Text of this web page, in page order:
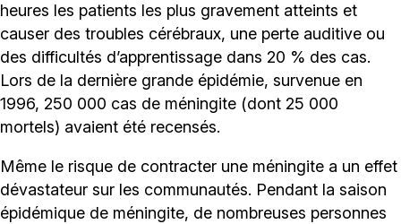
heures les patients les plus gravement atteints et
causer des troubles cérébraux, une perte auditive ou
des difficultés d’apprentissage dans 20 % des cas.
Lors de la dernière grande épidémie, survenue en
1996, 250 000 cas de méningite (dont 25 000
mortels) avaient été recensés.
Même le risque de contracter une méningite a un effet
dévastateur sur les communautés. Pendant la saison
épidémique de méningite, de nombreuses personnes